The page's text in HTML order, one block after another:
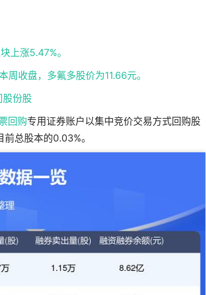
上涨5.47%。
收盘，多氟多股价为11.66元。
股份股
回购专用证券账户以集中竞价交易方式回购股
总股本的0.03%。